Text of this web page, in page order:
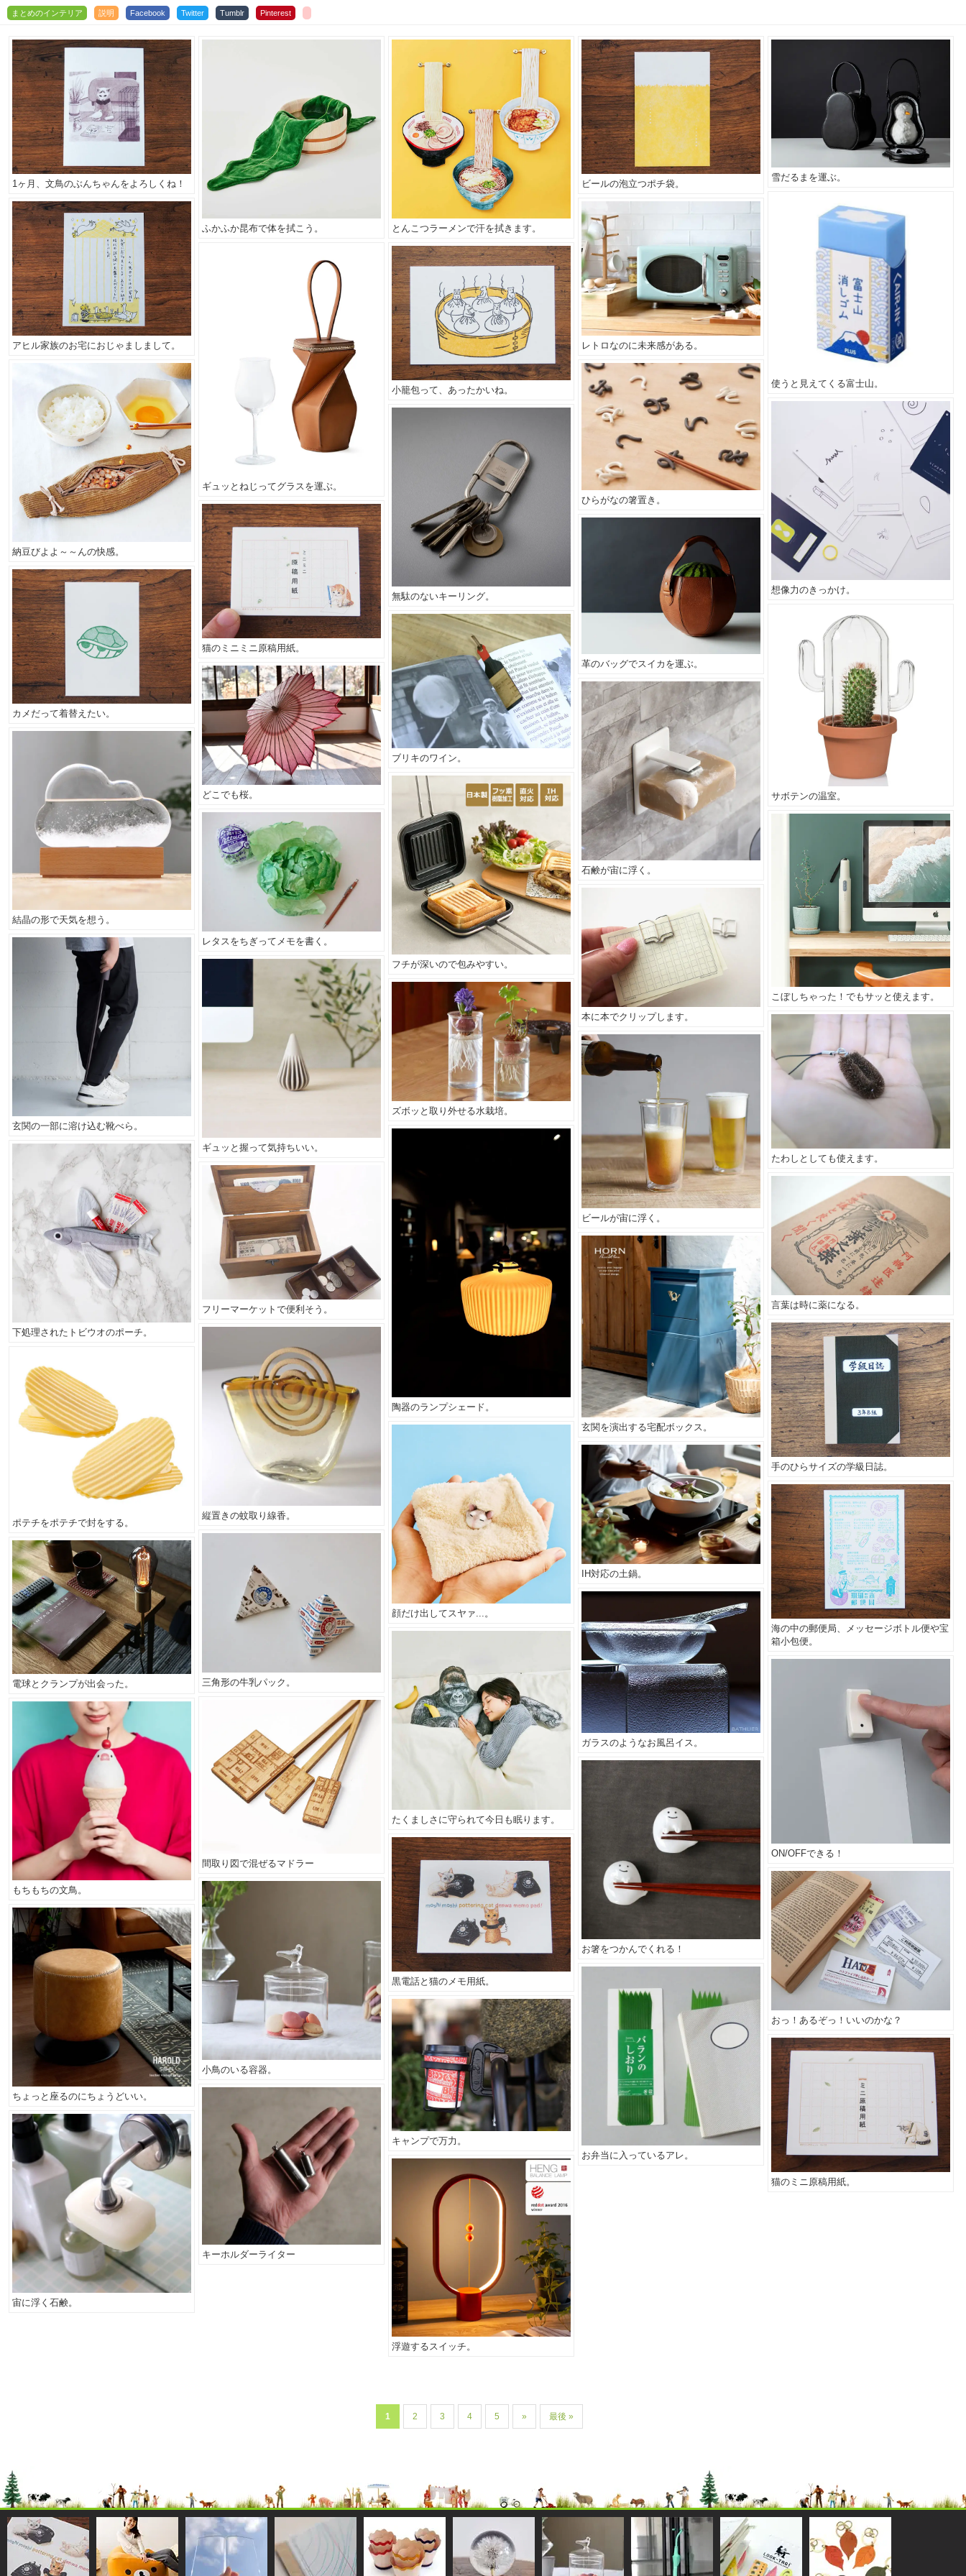
まとめのインテリア 説明 Facebook Twitter Tumblr Pinterest
1ヶ月、文鳥のぶんちゃんをよろしくね！
ふかふか昆布で体を拭こう。 とんこつラーメンで汗を拭きます。
ビールの泡立つポチ袋。
雪だるまを運ぶ。
使うと見えてくる富士山。
アヒル家族のお宅におじゃましまして。 レトロなのに未来感がある。
ギュッとねじってグラスを運ぶ。
小籠包って、あったかいね。
納豆びよよ～～んの快感。
ひらがなの箸置き。
想像力のきっかけ。
無駄のないキーリング。
猫のミニミニ原稿用紙。
革のバッグでスイカを運ぶ。
カメだって着替えたい。
サボテンの温室。
ブリキのワイン。
どこでも桜。
石鹸が宙に浮く。
結晶の形で天気を想う。
フチが深いので包みやすい。
レタスをちぎってメモを書く。
こぼしちゃった！でもサッと使えます。
本に本でクリップします。
玄関の一部に溶け込む靴べら。
ギュッと握って気持ちいい。
ズボッと取り外せる水栽培。
たわしとしても使えます。
ビールが宙に浮く。
陶器のランプシェード。
下処理されたトビウオのポーチ。
フリーマーケットで便利そう。 言葉は時に薬になる。
玄関を演出する宅配ボックス。
手のひらサイズの学級日誌。
縦置きの蚊取り線香。
ポテチをポテチで封をする。
顔だけ出してスヤァ...。
IH対応の土鍋。
海の中の郵便局、メッセージボトル便や宝
箱小包便。
三角形の牛乳パック。
電球とクランプが出会った。
ガラスのようなお風呂イス。
たくましさに守られて今日も眠ります。
ON/OFFできる！
間取り図で混ぜるマドラー
もちもちの文鳥。
お箸をつかんでくれる！
黒電話と猫のメモ用紙。
おっ！あるぞっ！いいのかな？
小鳥のいる容器。
ちょっと座るのにちょうどいい。
お弁当に入っているアレ。
キャンプで万力。
猫のミニ原稿用紙。
キーホルダーライター
宙に浮く石鹸。
浮遊するスイッチ。
1 2 3 4 5 » 最後 »